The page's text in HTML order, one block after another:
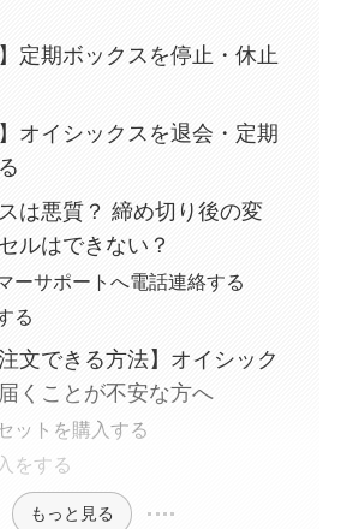
定期ボックスを停止・休止
オイシックスを退会・定期
は悪質？ 締め切り後の変
ルはできない？
ーサポートへ電話連絡する
る
文できる方法】オイシック
くことが不安な方へ
ットを購入する
をする
もっと見る